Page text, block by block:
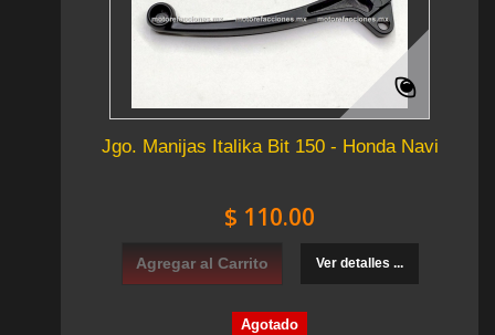
Jgo. Manijas Italika Bit 150 - Honda Navi
$ 110.00
Agregar al Carrito Ver detalles ...
Agotado